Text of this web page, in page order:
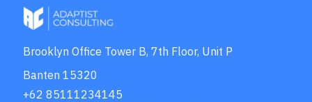
Brooklyn Office Tower B, 7th Floor, Unit P
Banten 15320
+62 85111234145